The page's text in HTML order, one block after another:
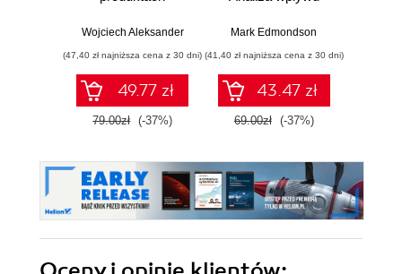
Wojciech Aleksander
(47,40 zł najniższa cena z 30 dni)
49.77 zł
79.00zł (-37%)
wyznaczanie
Mark Edmondson
(41,40 zł najniższa cena z 30 dni)
43.47 zł
69.00zł (-37%)